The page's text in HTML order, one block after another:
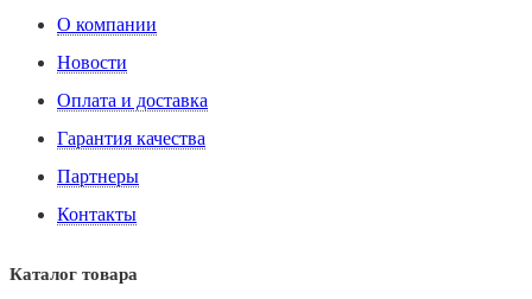
О компании
Новости
Оплата и доставка
Гарантия качества
Партнеры
Контакты
Каталог товара